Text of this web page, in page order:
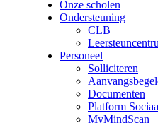
Onze scholen
Ondersteuning
CLB
Personeel
Solliciteren
Documenten
Platform
MyMindScan